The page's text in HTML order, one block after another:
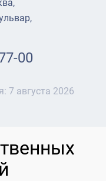
00
7 августа 2026